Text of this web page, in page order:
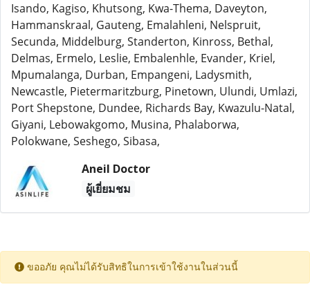
Isando, Kagiso, Khutsong, Kwa-Thema, Daveyton,
Hammanskraal, Gauteng, Emalahleni, Nelspruit,
Secunda, Middelburg, Standerton, Kinross, Bethal,
Delmas, Ermelo, Leslie, Embalenhle, Evander, Kriel,
Mpumalanga, Durban, Empangeni, Ladysmith,
Newcastle, Pietermaritzburg, Pinetown, Ulundi, Umlazi,
Port Shepstone, Dundee, Richards Bay, Kwazulu-Natal,
Giyani, Lebowakgomo, Musina, Phalaborwa,
Polokwane, Seshego, Sibasa,
Aneil Doctor
ผู้เยี่ยมชม
ขออภัย คุณไม่ได้รับสิทธิในการเข้าใช้งานในส่วนนี้